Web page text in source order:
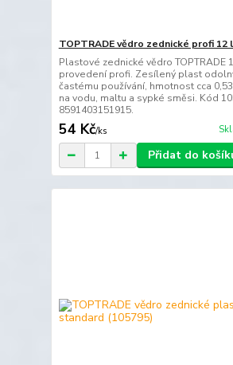
TOPTRADE vědro zednické profi 12
Plastové zednické vědro TOPTRADE
provedení profi. Zesílený plast
častému používání, hmotnost cca
na vodu, maltu a sypké směsi. Kód
8591403151915.
54 Kč/ks
Přidat do